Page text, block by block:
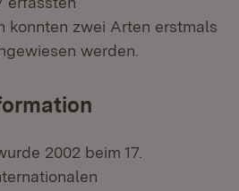
konnten zwei Arten erstmals
werden.
2002 beim 17.